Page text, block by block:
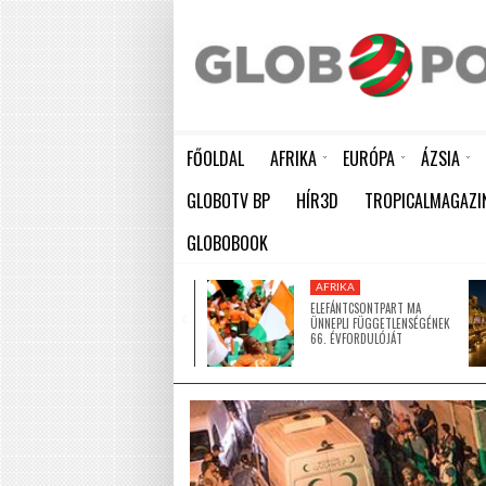
FŐOLDAL AFRIKA EURÓPA ÁZSIA
GLOBOTV BP HÍR3D
GLOBOBOOK
AFRIKA
ELEFÁNTCSONTPART MA
ÜNNEPLI FÜGGETLENSÉGÉNEK
66. ÉVFORDULÓJÁT